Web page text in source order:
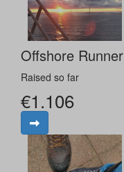
Offshore Runner
Raised so far
€1.106